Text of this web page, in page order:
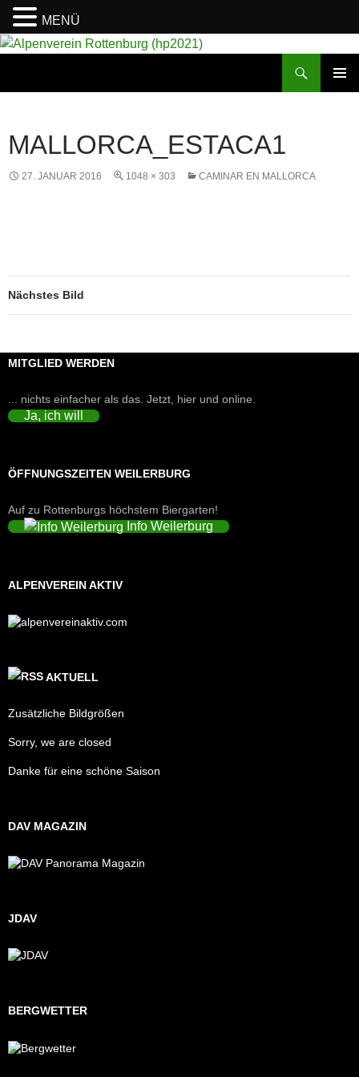
MALLORCA_ESTACA1
27. JANUAR 2016 1048 × 303 CAMINAR EN MALLORCA
Nächstes Bild
MITGLIED WERDEN
... nichts einfacher als das. Jetzt, hier und online.
Ja, ich will
ÖFFNUNGSZEITEN WEILERBURG
Auf zu Rottenburgs höchstem Biergarten!
Info Weilerburg
ALPENVEREIN AKTIV
AKTUELL
Zusätzliche Bildgrößen
Sorry, we are closed
Danke für eine schöne Saison
DAV MAGAZIN
JDAV
BERGWETTER
MENÜ